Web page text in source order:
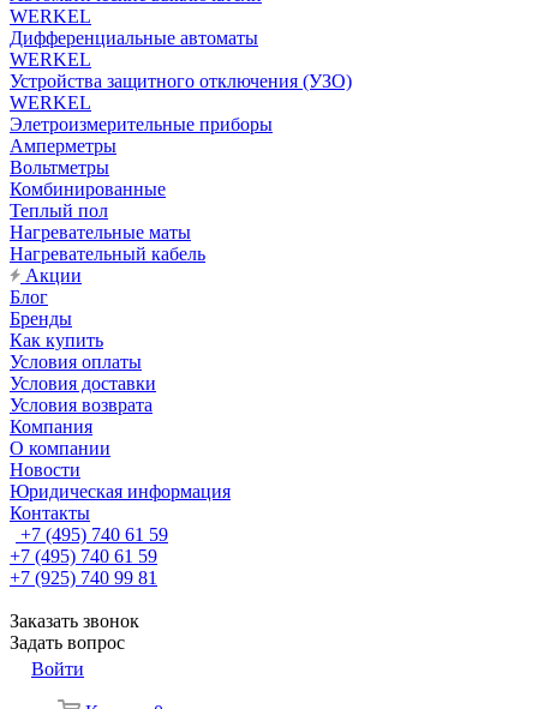
WERKEL
Дифференциальные автоматы
WERKEL
Устройства защитного отключения (УЗО)
WERKEL
Элетроизмерительные приборы
Амперметры
Вольтметры
Комбинированные
Теплый пол
Нагревательные маты
Нагревательный кабель
Акции
Блог
Бренды
Как купить
Условия оплаты
Условия доставки
Условия возврата
Компания
О компании
Новости
Юридическая информация
Контакты
+7 (495) 740 61 59
+7 (495) 740 61 59
+7 (925) 740 99 81
Заказать звонок
Задать вопрос
Войти